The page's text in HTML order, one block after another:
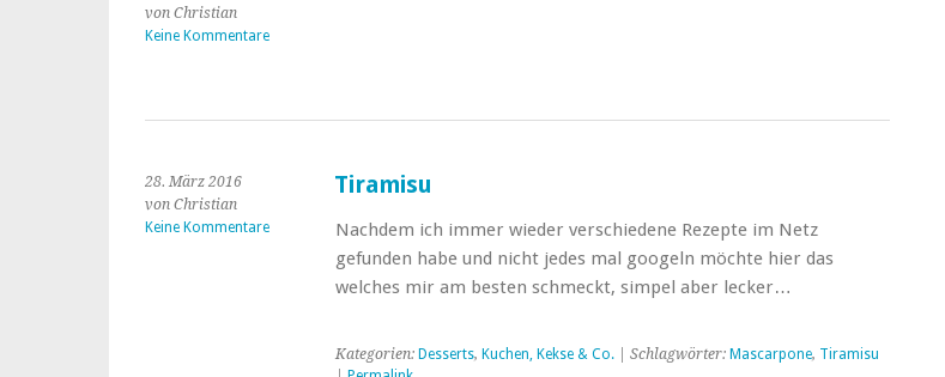
von Christian
Keine Kommentare
28. März 2016
von Christian
Keine Kommentare
Tiramisu
Nachdem ich immer wieder verschiedene Rezepte im Netz
gefunden habe und nicht jedes mal googeln möchte hier das
welches mir am besten schmeckt, simpel aber lecker…
Kategorien: Desserts, Kuchen, Kekse & Co.| Schlagwörter: Mascarpone, Tiramisu